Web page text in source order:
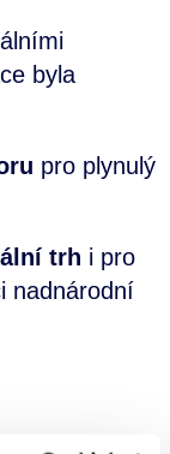
byla
pro plynulý
trh i pro
nadnárodní